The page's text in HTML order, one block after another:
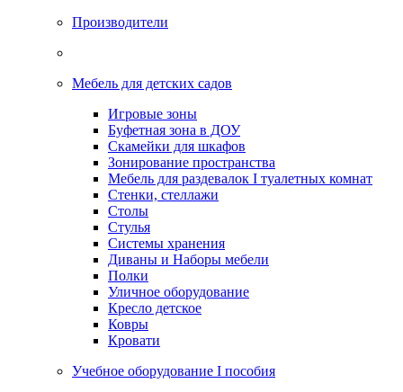
Производители
Мебель для детских садов
Игровые зоны
Буфетная зона в ДОУ
Скамейки для шкафов
Зонирование пространства
Мебель для раздевалок I туалетных комнат
Стенки, стеллажи
Столы
Стулья
Системы хранения
Диваны и Наборы мебели
Полки
Уличное оборудование
Кресло детское
Ковры
Кровати
Учебное оборудование I пособия